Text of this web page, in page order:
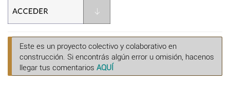
Este es un proyecto colectivo y colaborativo en
construcción. Si encontrás algún error u omisión, hacenos
llegar tus comentarios AQUÍ